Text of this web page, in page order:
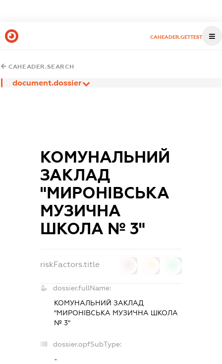
CAHEADER.GETTEST
CAHEADER.SEARCH
document.dossier
КОМУНАЛЬНИЙ
ЗАКЛАД
"МИРОНІВСЬКА
МУЗИЧНА
ШКОЛА № 3"
riskFactors.title
dossier.fullName:
КОМУНАЛЬНИЙ ЗАКЛАД
"МИРОНІВСЬКА МУЗИЧНА ШКОЛА
№ 3"
dossier.opfSubType:
-